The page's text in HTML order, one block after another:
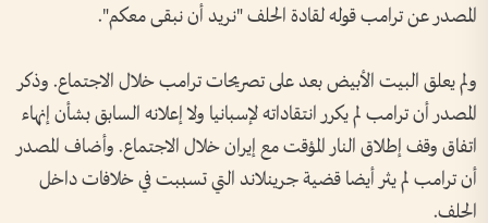
المصدر عن ‌ترامب قوله لقادة الحلف "نريد أن نبقى ​معكم".
ولم يعلق ‌البيت ​الأبيض بعد على ⁠تصريحات ترامب خلال الاجتماع. وذكر
المصدر أن ترامب لم يكرر ​انتقاداته ⁠لإسبانيا ⁠ولا إعلانه السابق بشأن إنهاء
اتفاق وقف إطلاق النار المؤقت مع ⁠إيران خلال الاجتماع. وأضاف المصدر
أن ترامب لم يثر أيضا قضية جرينلاند التي تسببت في خلافات داخل
الحلف.